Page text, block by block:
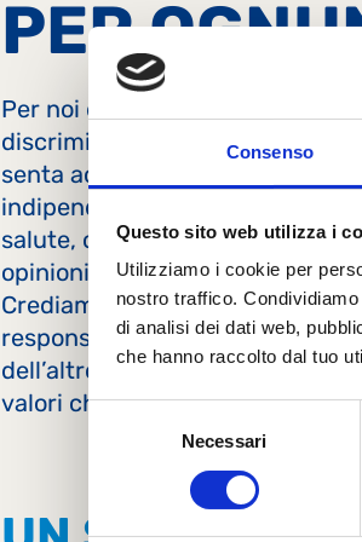
Consenso
Questo sito web utilizza i
Utilizziamo i cookie per
nostro traffico.
di analisi dei dati web,
che hanno raccolto dal tuo
Necessari
PER
Per noi di Lactalis è
discriminazione, e creare un
senta accolta, rispettata e
indipendentemente da genere,
salute, origine etnica,
opinioni politiche è un impegno
Crediamo che il vero
responsabilità collettiva e
dell’altro, e vogliamo che la
valori che sposiamo.